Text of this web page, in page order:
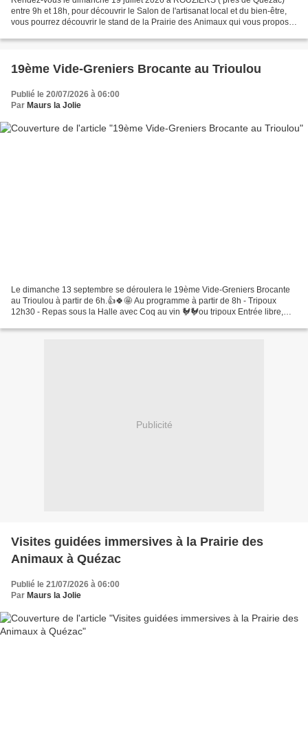
entre 9h et 18h, pour découvrir le Salon de l'artisanat local et du bien-être,
vous pourrez découvrir le stand de la Prairie des Animaux qui vous propose
19ème Vide-Greniers Brocante au Trioulou
Publié le 20/07/2026 à 06:00
Par Maurs la Jolie
Le dimanche 13 septembre se déroulera le 19ème Vide-Greniers Brocante
au Trioulou à partir de 6h.👍🍀🤩 Au programme à partir de 8h - Tripoux
12h30 - Repas sous la Halle avec Coq au vin 🐓🐓ou tripoux Entrée libre,
Publicité
Visites guidées immersives à la Prairie des
Animaux à Quézac
Publié le 21/07/2026 à 06:00
Par Maurs la Jolie